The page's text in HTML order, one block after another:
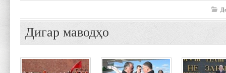
Дигар маводҳо